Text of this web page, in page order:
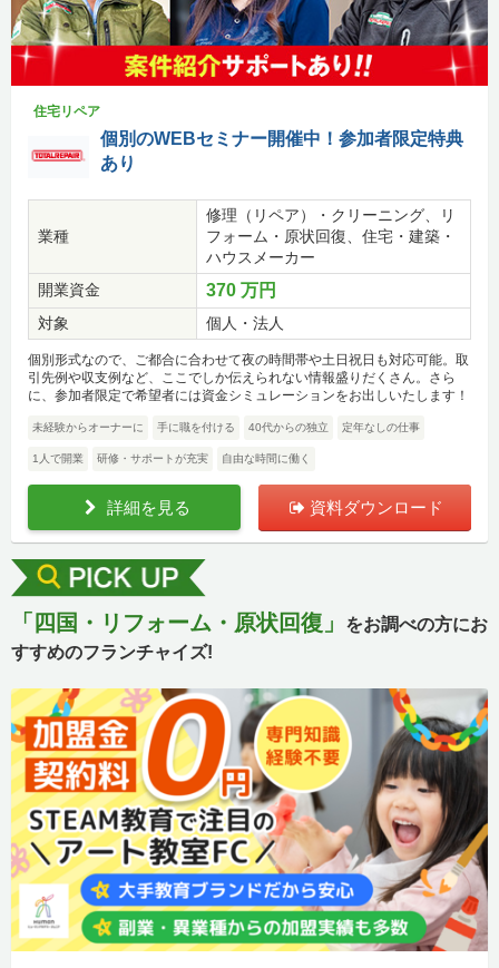
住宅リペア
個別のWEBセミナー開催中！参加者限定特典
あり
業種
修理（リペア）・クリーニング、リ
フォーム・原状回復、住宅・建築・
ハウスメーカー
開業資金
370 万円
対象 個人・法人
個別形式なので、ご都合に合わせて夜の時間帯や土日祝日も対応可能。取
引先例や収支例など、ここでしか伝えられない情報盛りだくさん。さら
に、参加者限定で希望者には資金シミュレーションをお出しいたします！
未経験からオーナーに 手に職を付ける 40代からの独立 定年なしの仕事
1人で開業 研修・サポートが充実 自由な時間に働く
詳細を見る 資料ダウンロード
「四国・リフォーム・原状回復」
をお調べの方にお
すすめのフランチャイズ!